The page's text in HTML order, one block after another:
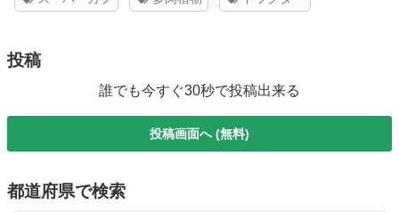
投稿
誰でも今すぐ30秒で投稿出来る
投稿画面へ (無料)
都道府県で検索